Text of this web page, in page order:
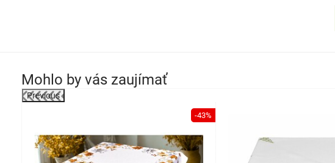
Mohlo by vás zaujímať
Previous
-43%